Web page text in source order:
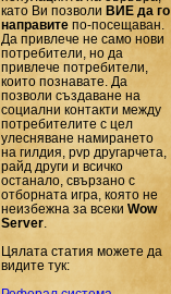
като Ви позволи ВИЕ да го
направитепо-посещаван.
Да привлече не само нови
потребители, но да
привлече потребители,
които познавате. Да
позволи създаване на
социални контакти между
потребителите с цел
улесняване намирането
на гилдия, pvp другарчета,
райд други и всичко
останало, свързано с
отборната игра, която не
неизбежна за всеки Wow
Server.
Цялата статия можете да
видите тук: